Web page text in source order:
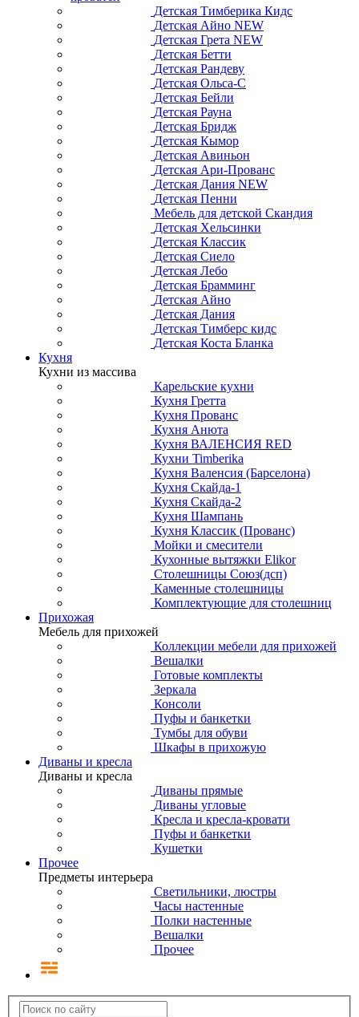
Детская Тимберика Кидс
Детская Айно NEW
Детская Грета NEW
Детская Бетти
Детская Рандеву
Детская Ольса-С
Детская Бейли
Детская Рауна
Детская Бридж
Детская Кымор
Детская Авиньон
Детская Ари-Прованс
Детская Дания NEW
Детская Пенни
Мебель для детской Скандия
Детская Хельсинки
Детская Классик
Детская Сиело
Детская Лебо
Детская Брамминг
Детская Айно
Детская Дания
Детская Тимберс кидс
Детская Коста Бланка
Кухня
Кухни из массива
Карельские кухни
Кухня Гретта
Кухня Прованс
Кухня Анюта
Кухня ВАЛЕНСИЯ RED
Кухни Timberika
Кухня Валенсия (Барселона)
Кухня Скайда-1
Кухня Скайда-2
Кухня Шампань
Кухня Классик (Прованс)
Мойки и смесители
Кухонные вытяжки Elikor
Столешницы Союз(дсп)
Каменные столешницы
Комплектующие для столешниц
Прихожая
Мебель для прихожей
Коллекции мебели для прихожей
Вешалки
Готовые комплекты
Зеркала
Консоли
Пуфы и банкетки
Тумбы для обуви
Шкафы в прихожую
Диваны и кресла
Диваны и кресла
Диваны прямые
Диваны угловые
Кресла и кресла-кровати
Пуфы и банкетки
Кушетки
Прочее
Предметы интерьера
Светильники, люстры
Часы настенные
Полки настенные
Вешалки
Прочее